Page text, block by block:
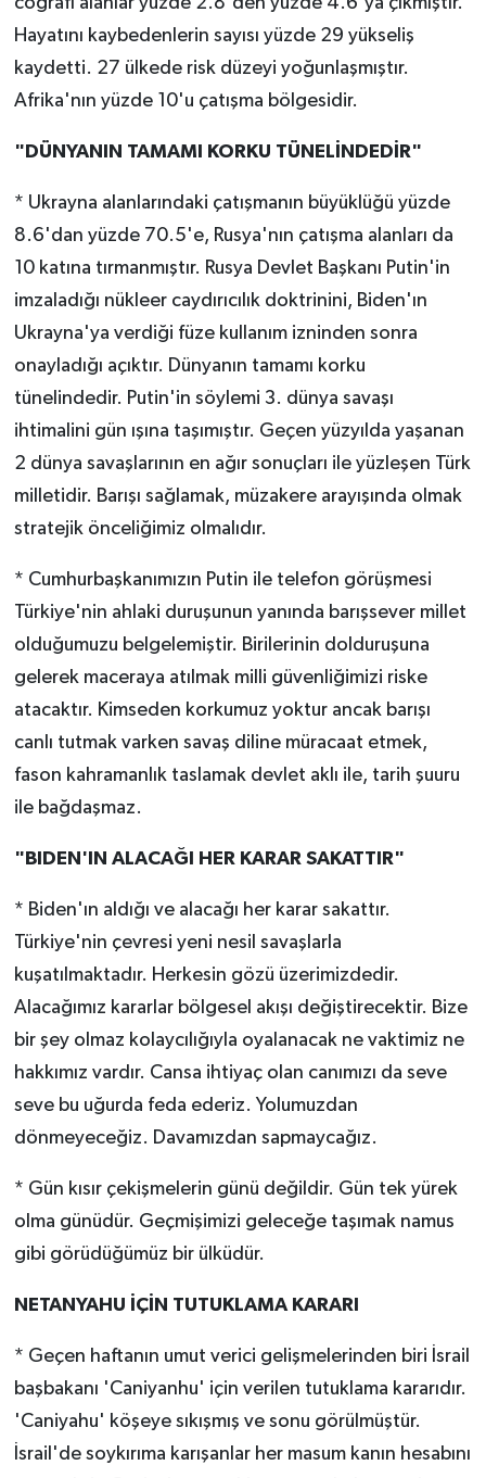
Hayatını kaybedenlerin sayısı yüzde 29 yükseliş
kaydetti. 27 ülkede risk düzeyi yoğunlaşmıştır.
Afrika'nın yüzde 10'u çatışma bölgesidir.
"DÜNYANIN TAMAMI KORKU TÜNELİNDEDİR"
* Ukrayna alanlarındaki çatışmanın büyüklüğü yüzde
8.6'dan yüzde 70.5'e, Rusya'nın çatışma alanları da
10 katına tırmanmıştır. Rusya Devlet Başkanı Putin'in
imzaladığı nükleer caydırıcılık doktrinini, Biden'ın
Ukrayna'ya verdiği füze kullanım izninden sonra
onayladığı açıktır. Dünyanın tamamı korku
tünelindedir. Putin'in söylemi 3. dünya savaşı
ihtimalini gün ışına taşımıştır. Geçen yüzyılda yaşanan
2 dünya savaşlarının en ağır sonuçları ile yüzleşen Türk
milletidir. Barışı sağlamak, müzakere arayışında olmak
stratejik önceliğimiz olmalıdır.
* Cumhurbaşkanımızın Putin ile telefon görüşmesi
Türkiye'nin ahlaki duruşunun yanında barışsever millet
olduğumuzu belgelemiştir. Birilerinin dolduruşuna
gelerek maceraya atılmak milli güvenliğimizi riske
atacaktır. Kimseden korkumuz yoktur ancak barışı
canlı tutmak varken savaş diline müracaat etmek,
fason kahramanlık taslamak devlet aklı ile, tarih şuuru
ile bağdaşmaz.
"BIDEN'IN ALACAĞI HER KARAR SAKATTIR"
* Biden'ın aldığı ve alacağı her karar sakattır.
Türkiye'nin çevresi yeni nesil savaşlarla
kuşatılmaktadır. Herkesin gözü üzerimizdedir.
Alacağımız kararlar bölgesel akışı değiştirecektir. Bize
bir şey olmaz kolaycılığıyla oyalanacak ne vaktimiz ne
hakkımız vardır. Cansa ihtiyaç olan canımızı da seve
seve bu uğurda feda ederiz. Yolumuzdan
dönmeyeceğiz. Davamızdan sapmaycağız.
* Gün kısır çekişmelerin günü değildir. Gün tek yürek
olma günüdür. Geçmişimizi geleceğe taşımak namus
gibi görüdüğümüz bir ülküdür.
NETANYAHU İÇİN TUTUKLAMA KARARI
* Geçen haftanın umut verici gelişmelerinden biri İsrail
başbakanı 'Caniyanhu' için verilen tutuklama kararıdır.
'Caniyahu' köşeye sıkışmış ve sonu görülmüştür.
İsrail'de soykırıma karışanlar her masum kanın hesabını